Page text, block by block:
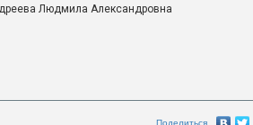
Людмила Александровна
Поделиться